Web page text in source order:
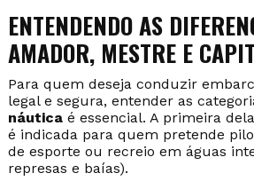
ENTENDENDO AS
AMADOR, MESTRE E
Para quem deseja conduzir
legal e segura, entender as
náuticaé essencial. A primeira
é indicada para quem pretende
de esporte ou recreio em águas
represas e baías).